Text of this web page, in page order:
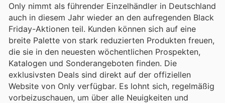
Only nimmt als führender Einzelhändler in Deutschland
auch in diesem Jahr wieder an den aufregenden Black
Friday-Aktionen teil. Kunden können sich auf eine
breite Palette von stark reduzierten Produkten freuen,
die sie in den neuesten wöchentlichen Prospekten,
Katalogen und Sonderangeboten finden. Die
exklusivsten Deals sind direkt auf der offiziellen
Website von Only verfügbar. Es lohnt sich, regelmäßig
vorbeizuschauen, um über alle Neuigkeiten und